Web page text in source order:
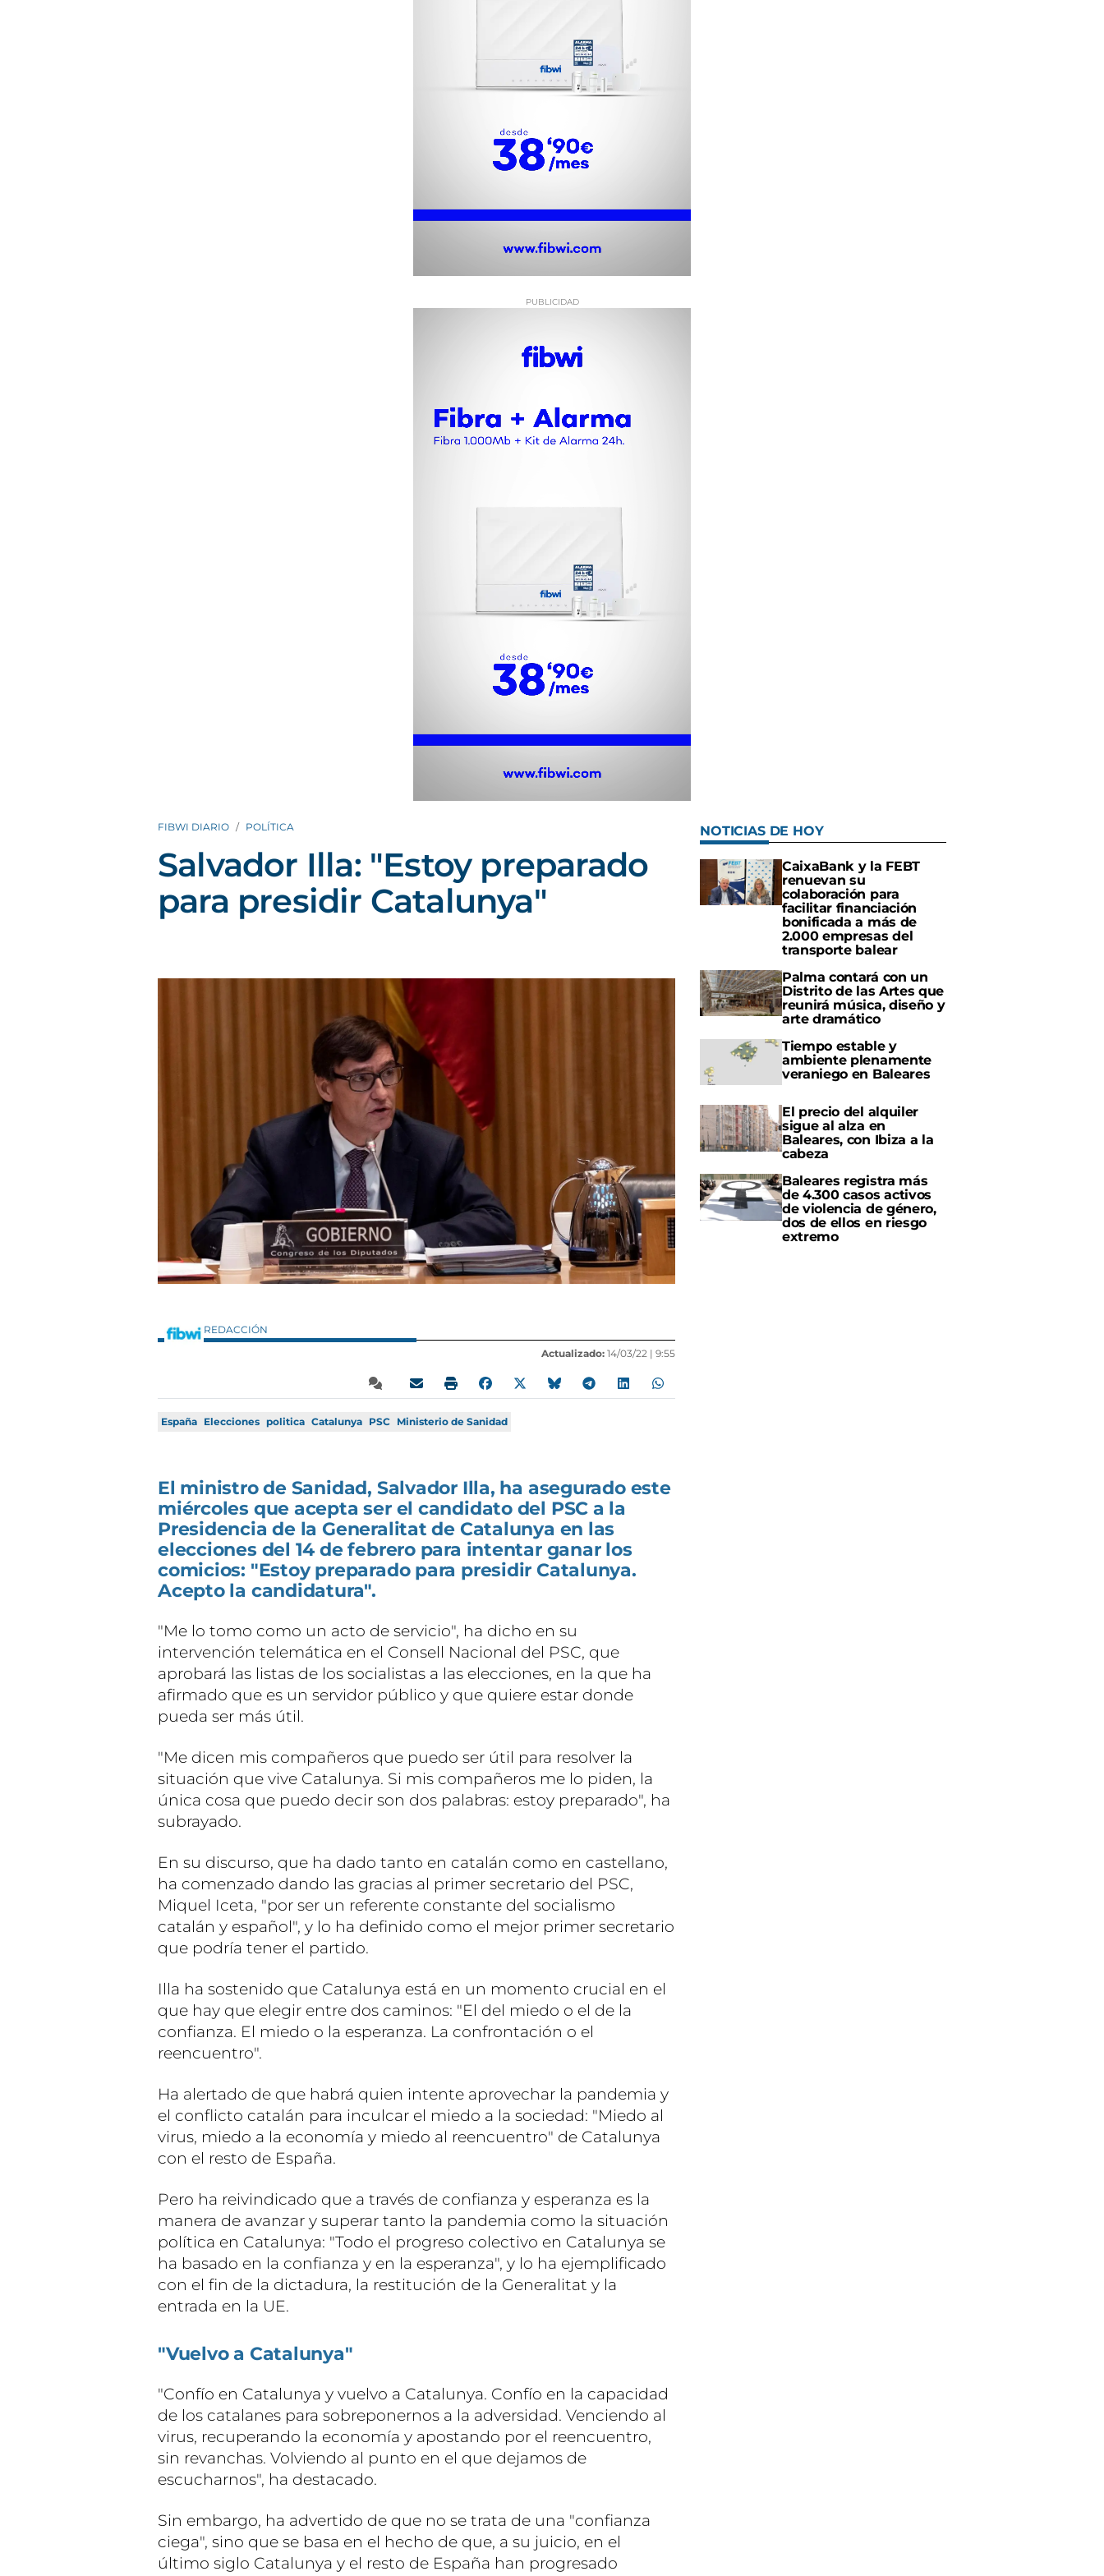
FIBWI DIARIO POLÍTICA
Salvador Illa: "Estoy preparado
para presidir Catalunya"
REDACCIÓN
Actualizado: 14/03/22 | 9:55
España Elecciones politica Catalunya PSC Ministerio de Sanidad
El ministro de Sanidad, Salvador Illa, ha asegurado este
miércoles que acepta ser el candidato del PSC a la
Presidencia de la Generalitat de Catalunya en las
elecciones del 14 de febrero para intentar ganar los
comicios: "Estoy preparado para presidir Catalunya.
Acepto la candidatura".
"Me lo tomo como un acto de servicio", ha dicho en su
intervención telemática en el Consell Nacional del PSC, que
aprobará las listas de los socialistas a las elecciones, en la que ha
afirmado que es un servidor público y que quiere estar donde
pueda ser más útil.
"Me dicen mis compañeros que puedo ser útil para resolver la
situación que vive Catalunya. Si mis compañeros me lo piden, la
única cosa que puedo decir son dos palabras: estoy preparado", ha
subrayado.
En su discurso, que ha dado tanto en catalán como en castellano,
ha comenzado dando las gracias al primer secretario del PSC,
Miquel Iceta, "por ser un referente constante del socialismo
catalán y español", y lo ha definido como el mejor primer secretario
que podría tener el partido.
Illa ha sostenido que Catalunya está en un momento crucial en el
que hay que elegir entre dos caminos: "El del miedo o el de la
confianza. El miedo o la esperanza. La confrontación o el
reencuentro".
Ha alertado de que habrá quien intente aprovechar la pandemia y
el conflicto catalán para inculcar el miedo a la sociedad: "Miedo al
virus, miedo a la economía y miedo al reencuentro" de Catalunya
con el resto de España.
Pero ha reivindicado que a través de confianza y esperanza es la
manera de avanzar y superar tanto la pandemia como la situación
política en Catalunya: "Todo el progreso colectivo en Catalunya se
ha basado en la confianza y en la esperanza", y lo ha ejemplificado
con el fin de la dictadura, la restitución de la Generalitat y la
entrada en la UE.
"Vuelvo a Catalunya"
"Confío en Catalunya y vuelvo a Catalunya. Confío en la capacidad
de los catalanes para sobreponernos a la adversidad. Venciendo al
virus, recuperando la economía y apostando por el reencuentro,
sin revanchas. Volviendo al punto en el que dejamos de
escucharnos", ha destacado.
Sin embargo, ha advertido de que no se trata de una "confianza
ciega", sino que se basa en el hecho de que, a su juicio, en el
último siglo Catalunya y el resto de España han progresado
NOTICIAS DE HOY
CaixaBank y la FEBT
renuevan su
colaboración para
facilitar financiación
bonificada a más de
2.000 empresas del
transporte balear
Palma contará con un
Distrito de las Artes que
reunirá música, diseño y
arte dramático
Tiempo estable y
ambiente plenamente
veraniego en Baleares
El precio del alquiler
sigue al alza en
Baleares, con Ibiza a la
cabeza
Baleares registra más
de 4.300 casos activos
de violencia de género,
dos de ellos en riesgo
extremo